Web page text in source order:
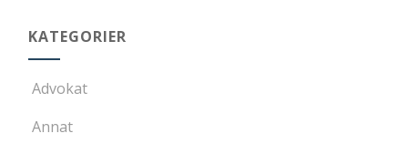
KATEGORIER
Advokat
Annat